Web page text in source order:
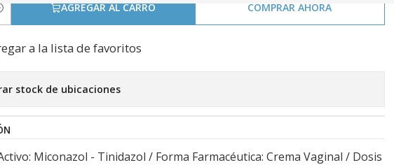
AGREGAR AL CARRO COMPRAR AHORA
a la lista de favoritos
stock de ubicaciones
Miconazol - Tinidazol / Forma Farmacéutica: Crema Vaginal / Dosis